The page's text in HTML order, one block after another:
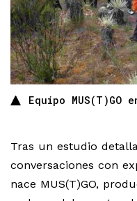
Equipo MUS(T)GO
Tras un estudio
conversaciones con
nace MUS(T)GO,